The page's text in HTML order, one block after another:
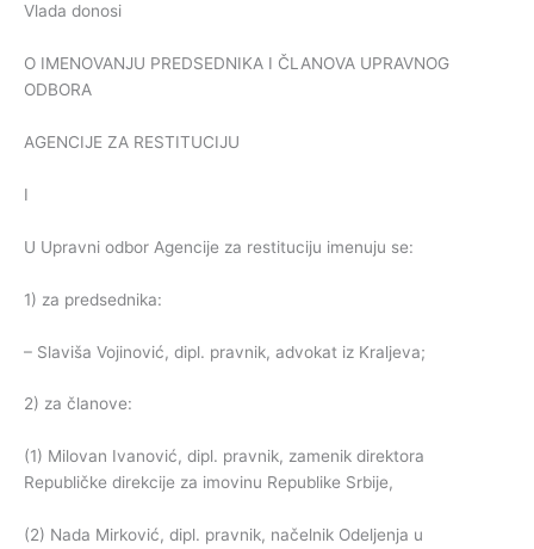
Vlada donosi
O IMENOVANJU PREDSEDNIKA I ČLANOVA UPRAVNOG
ODBORA
AGENCIJE ZA RESTITUCIJU
I
U Upravni odbor Agencije za restituciju imenuju se:
1) za predsednika:
– Slaviša Vojinović, dipl. pravnik, advokat iz Kraljeva;
2) za članove:
(1) Milovan Ivanović, dipl. pravnik, zamenik direktora
Republičke direkcije za imovinu Republike Srbije,
(2) Nada Mirković, dipl. pravnik, načelnik Odeljenja u